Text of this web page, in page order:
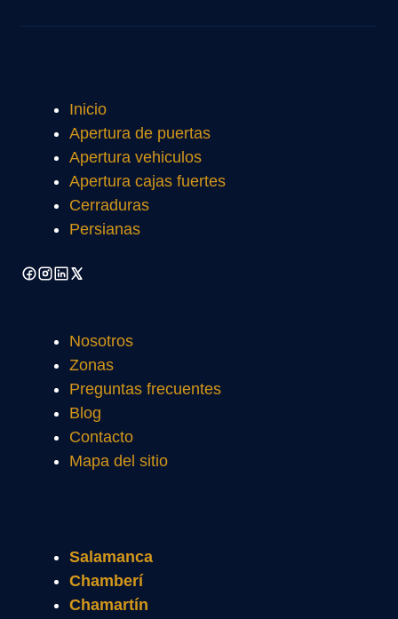
Inicio
Apertura de puertas
Apertura vehiculos
Apertura cajas fuertes
Cerraduras
Persianas
Nosotros
Zonas
Preguntas frecuentes
Blog
Contacto
Mapa del sitio
Salamanca
Chamberí
Chamartín